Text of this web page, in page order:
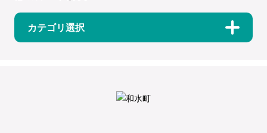
カテゴリ選択